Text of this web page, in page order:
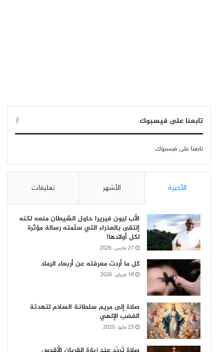
تابعنا على فيسبوك
تابعنا على فيسبوك
الأخيرة الأشهر تعليقات
الأب ليون فيريرا حاول الشيطان منعه لكنه
إلتقى بالعذراء التي سلّمته رسالة مؤثّرة
لكل أولادها!
27 مارس، 2026
كل ما أردت معرفته عن أربعاء الرماد
18 فبراير، 2026
صلاة إلى مريم سلطانة السلام لتهدئة
الغضب الإلهي
23 مايو، 2025